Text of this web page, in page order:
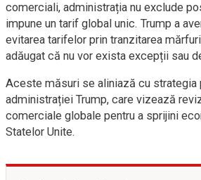
comerciali, administrația nu exclude
impune un tarif global unic. Trump a
evitarea tarifelor prin tranzitarea
adăugat că nu vor exista excepții sau
Aceste măsuri se aliniază cu
administrației Trump, care vizează
comerciale globale pentru a sprijini
Statelor Unite.